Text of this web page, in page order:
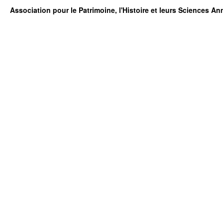
Association pour le Patrimoine, l'Histoire et leurs Sciences